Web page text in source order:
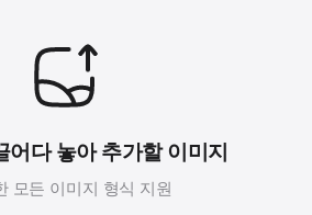
어다 놓아 추가할 이미지
모든 이미지 형식 지원